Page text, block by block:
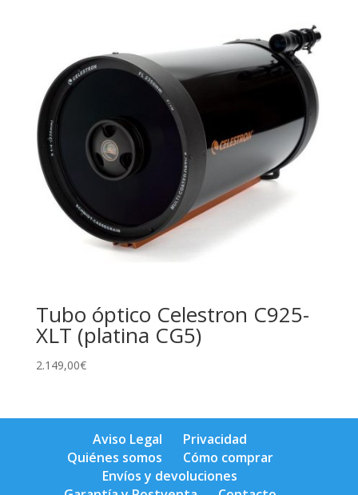
Tubo óptico Celestron C925-
XLT (platina CG5)
2.149,00€
Aviso Legal
Privacidad
Quiénes somos
Cómo comprar
Envíos y devoluciones